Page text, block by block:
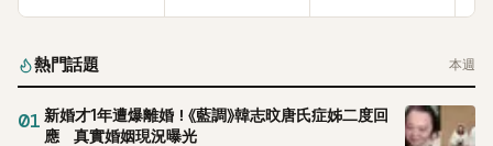
熱門話題 本週
01 新婚才1年遭爆離婚！《藍調》韓志旼唐氏症姊二度回
應 真實婚姻現況曝光